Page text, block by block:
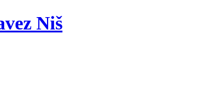
Niš